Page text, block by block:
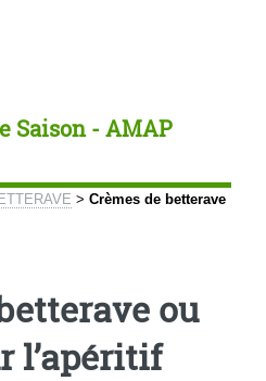
Saison - AMAP
> Crèmes de betterave
ou
l’apéritif